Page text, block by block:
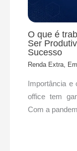
O que é
Ser
Sucesso
Renda Extra,
Importância
office tem
Com a